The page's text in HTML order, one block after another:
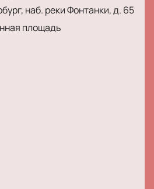
клиентов
предложения для
мест в зале, помощь в
наб. реки Фонтанки, д. 65
площадь